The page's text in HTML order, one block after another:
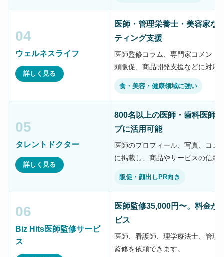
04
ウェルネスライフ
詳しく見る
医師・管理栄養士・美容家な
ティング支援
医師監修コラム、専門家コメント
頭販促、商品開発支援などに対応
食・美容・健康領域に強い
05
タレントドクター
詳しく見る
800名以上の医師・歯科医師
ブに活用可能
医師のプロフィール、写真、コメ
に掲載し、商品やサービスの信頼
販促・顔出しPR向き
06
Biz Hits医師監修サービ
ス
医師監修35,000円〜。料金が
ビス
医師、看護師、理学療法士、管理
監修を依頼できます。